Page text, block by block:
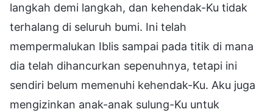
langkah demi langkah, dan kehendak-Ku tidak
terhalang di seluruh bumi. Ini telah
mempermalukan Iblis sampai pada titik di mana
dia telah dihancurkan sepenuhnya, tetapi ini
sendiri belum memenuhi kehendak-Ku. Aku juga
mengizinkan anak-anak sulung-Ku untuk